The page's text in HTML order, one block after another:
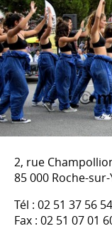
2, rue
85 000 Roche-sur-
Tél : 02 51 37 56 54
Fax : 02 51 07 01